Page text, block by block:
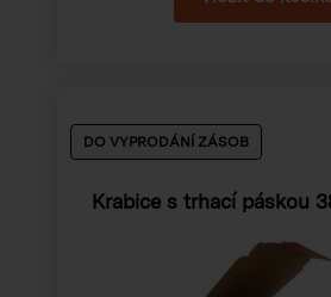
DO VYPRODÁNÍ ZÁSOB
Krabice s trhací páskou